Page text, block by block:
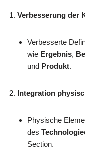
Verbesserung der
Verbesserte
wie Ergebnis,
und Produkt.
Integration
Physische
des
Section.